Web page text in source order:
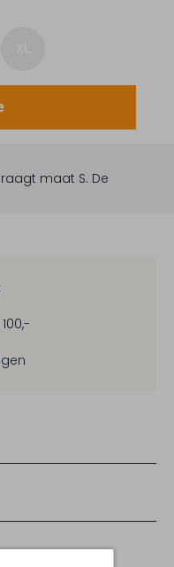
maat S. De